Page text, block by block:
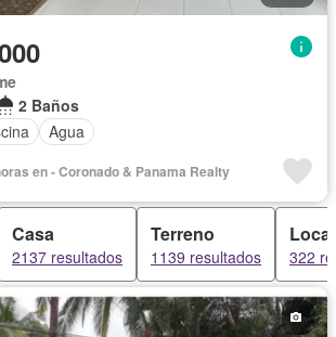
2 Baños
Agua
en - Coronado & Panama Realty
Casa
2137 resultados
Terreno
1139 resultados 322